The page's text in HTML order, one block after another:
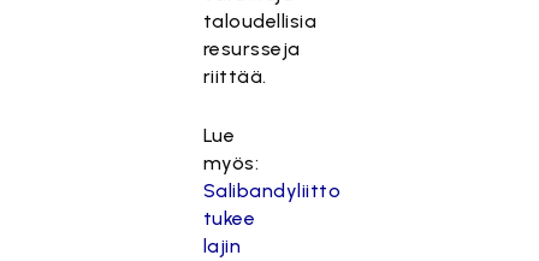
taloudellisia
resursseja
riittää.
Lue
myös:
Salibandyliitto
tukee
lajin